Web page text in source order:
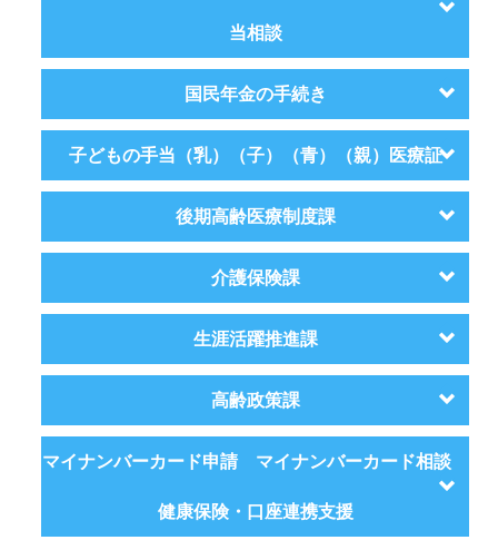
当相談
国民年金の手続き
子どもの手当（乳）（子）（青）（親）医療証
後期高齢医療制度課
介護保険課
生涯活躍推進課
高齢政策課
マイナンバーカード申請 マイナンバーカード相談
健康保険・口座連携支援